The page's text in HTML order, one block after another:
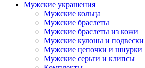
Мужские украшения
Мужские кольца
Мужские браслеты
Мужские браслеты из кожи
Мужские кулоны и подвески
Мужские цепочки и шнурки
Мужские серьги и клипсы